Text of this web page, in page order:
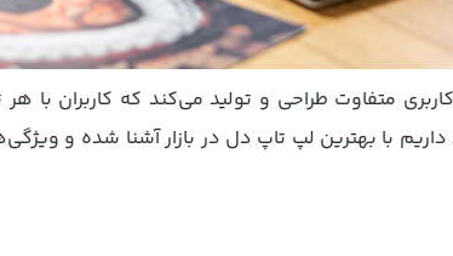
متفاوت طراحی و تولید می‌کند که کاربران با هر
با بهترین لپ تاپ دل در بازار آشنا شده و